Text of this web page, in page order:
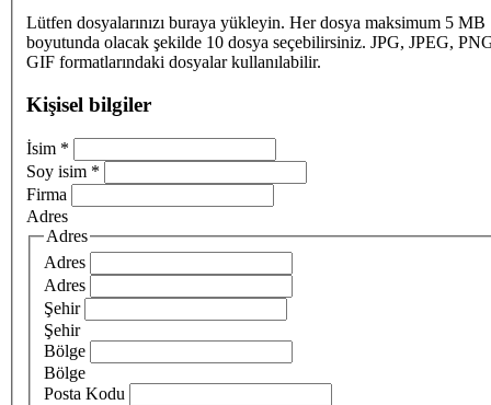
Lütfen dosyalarınızı buraya yükleyin. Her dosya maksimum 5 MB
boyutunda olacak şekilde 10 dosya seçebilirsiniz. JPG, JPEG,
GIF formatlarındaki dosyalar kullanılabilir.
Kişisel bilgiler
İsim *
Soy isim *
Firma
Adres
Adres
Adres
Adres
Şehir
Şehir
Bölge
Bölge
Posta Kodu